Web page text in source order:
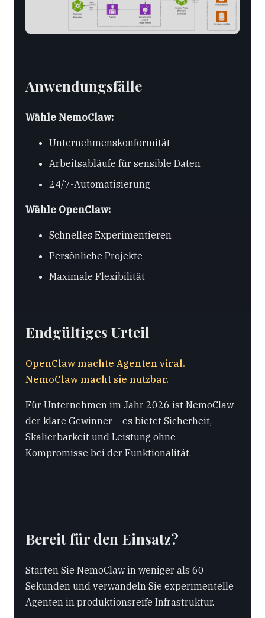
Anwendungsfälle
Wähle NemoClaw:
Unternehmenskonformität
Arbeitsabläufe für sensible Daten
24/7-Automatisierung
Wähle OpenClaw:
Schnelles Experimentieren
Persönliche Projekte
Maximale Flexibilität
Endgültiges Urteil
OpenClaw machte Agenten viral.
NemoClaw macht sie nutzbar.
Für Unternehmen im Jahr 2026 ist NemoClaw
der klare Gewinner – es bietet Sicherheit,
Skalierbarkeit und Leistung ohne
Kompromisse bei der Funktionalität.
Bereit für den Einsatz?
Starten Sie NemoClaw in weniger als 60
Sekunden und verwandeln Sie experimentelle
Agenten in produktionsreife Infrastruktur.